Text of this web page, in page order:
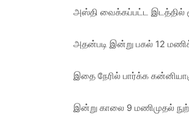
அஸ்தி வைக்கப்பட்ட இடத்தில்
அதன்படி இன்று பகல் 12
இதை நேரில் பார்க்க
இன்று காலை 9 மணிமுதல்